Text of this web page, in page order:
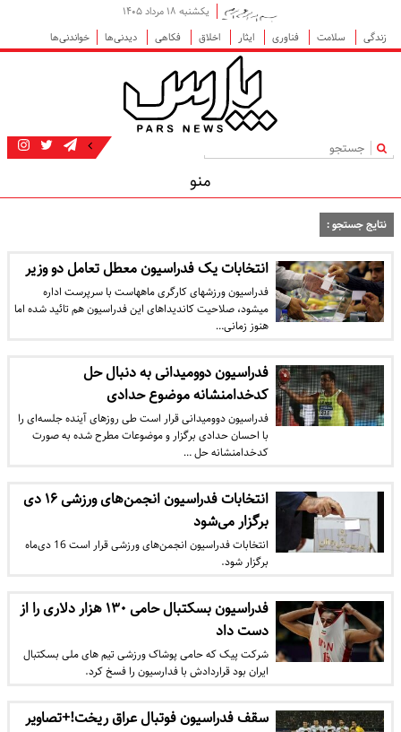
یکشنبه ۱۸ مرداد ۱۴۰۵
زندگی
سلامت فناوری ایثار اخلاق فکاهی دیدنی‌ها خواندنی‌ها
|
منو
نتایج جستجو :
انتخابات یک فدراسیون معطل تعامل دو وزیر
فدراسیون ورزش‎های کارگری ماه‎هاست با سرپرست اداره
می‎شود، صلاحیت کاندیداهای این فدراسیون هم تائید شده اما
هنوز زمانی…
فدراسیون دوومیدانی به دنبال حل
کدخدامنشانه موضوع حدادی
فدراسیون دوومیدانی قرار است طی روزهای آینده جلسه‌ای را
با احسان حدادی برگزار و موضوعات مطرح شده به صورت
کدخدامنشانه حل …
انتخابات فدراسیون انجمن‌های ورزشی ۱۶ دی
برگزار می‌شود
انتخابات فدراسیون انجمن‌های ورزشی قرار است 16 دی‌ماه
برگزار شود.
فدراسیون بسکتبال حامی ۱۳۰ هزار دلاری را از
دست داد
شرکت پیک که حامی پوشاک ورزشی تیم های ملی بسکتبال
ایران بود قراردادش با فدارسیون را فسخ کرد.
سقف فدراسیون فوتبال عراق ریخت!+تصاویر